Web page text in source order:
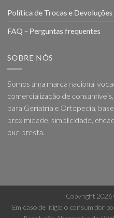
Política de Trocas e Devoluções
FAQ – Perguntas frequentes
SOBRE NÓS
Somos uma marca nacional
comercialização de
para Geriatria e Ortopedia,
proximidade, simplicidade,
que presta.
Copyright
Em caso de litígio o consumidor